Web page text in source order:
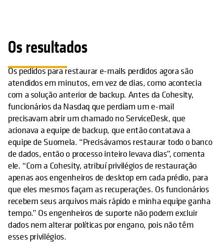
Os resultados
Os pedidos para restaurar e-mails perdidos agora são
atendidos em minutos, em vez de dias, como acontecia
com a solução anterior de backup. Antes da Cohesity,
funcionários da Nasdaq que perdiam um e-mail
precisavam abrir um chamado no ServiceDesk, que
acionava a equipe de backup, que então contatava a
equipe de Suomela. “Precisávamos restaurar todo o banco
de dados, então o processo inteiro levava dias”, comenta
ele. “Com a Cohesity, atribuí privilégios de restauração
apenas aos engenheiros de desktop em cada prédio, para
que eles mesmos façam as recuperações. Os funcionários
recebem seus arquivos mais rápido e minha equipe ganha
tempo.” Os engenheiros de suporte não podem excluir
dados nem alterar políticas por engano, pois não têm
esses privilégios.